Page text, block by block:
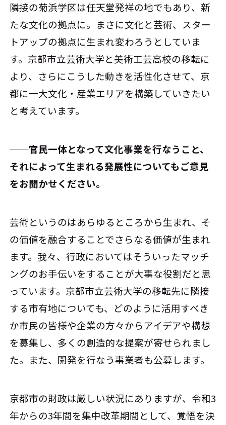
隣接の菊浜学区は任天堂発祥の地でもあり、新
たな文化の拠点に。まさに文化と芸術、スター
トアップの拠点に生まれ変わろうとしていま
す。京都市立芸術大学と美術工芸高校の移転に
より、さらにこうした動きを活性化させて、京
都に一大文化・産業エリアを構築していきたい
と考えています。
──官民一体となって文化事業を行なうこと、
それによって生まれる発展性についてもご意見
をお聞かせください。
芸術というのはあらゆるところから生まれ、そ
の価値を融合することでさらなる価値が生まれ
ます。我々、行政においてはそういったマッチ
ングのお手伝いをすることが大事な役割だと思
っています。京都市立芸術大学の移転先に隣接
する市有地についても、どのように活用すべき
か市民の皆様や企業の方々からアイデアや構想
を募集し、多くの創造的な提案が寄せられまし
た。また、開発を行なう事業者も公募します。
京都市の財政は厳しい状況にありますが、令和3
年からの3年間を集中改革期間として、覚悟を決